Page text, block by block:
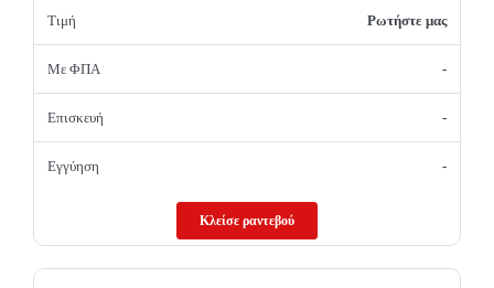
Τιμή Ρωτήστε μας
Με ΦΠΑ -
Επισκευή -
Εγγύηση -
Κλείσε ραντεβού